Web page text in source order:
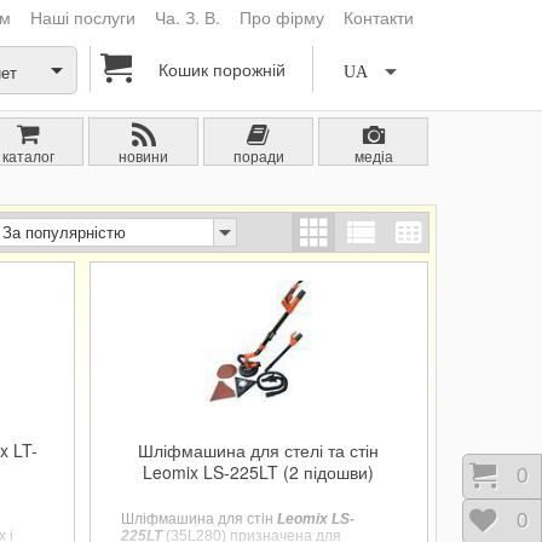
Наші послуги Ча. З. В. Про фірму Контакти
UA
Кошик порожній
каталог новини поради
медіа
За популярністю
LT-
і
Шліфмашина для стелі та стін
Leomix LS-225LT (2 підошви)
Шліфмашина для стін Leomix LS-
225LT(35L280) призначена для
0
0